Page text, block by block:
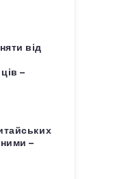
від
–
–